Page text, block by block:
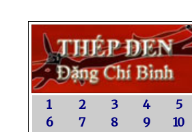
1 2 3 4
5
6
7 8 9
10